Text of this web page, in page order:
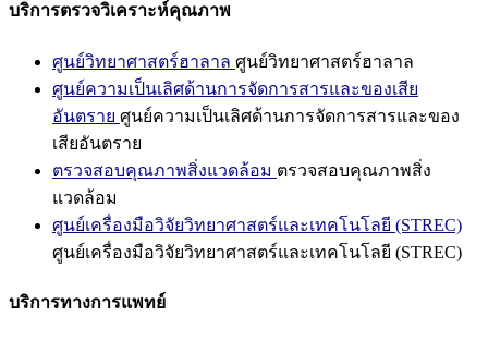
บริการตรวจวิเคราะห์คุณภาพ
ศูนย์วิทยาศาสตร์ฮาลาล ศูนย์วิทยาศาสตร์ฮาลาล
ศูนย์ความเป็นเลิศด้านการจัดการสารและของเสีย
อันตราย ศูนย์ความเป็นเลิศด้านการจัดการสารและของ
เสียอันตราย
ตรวจสอบคุณภาพสิ่งแวดล้อม ตรวจสอบคุณภาพสิ่ง
แวดล้อม
ศูนย์เครื่องมือวิจัยวิทยาศาสตร์และเทคโนโลยี (STREC)
ศูนย์เครื่องมือวิจัยวิทยาศาสตร์และเทคโนโลยี (STREC)
บริการทางการแพทย์